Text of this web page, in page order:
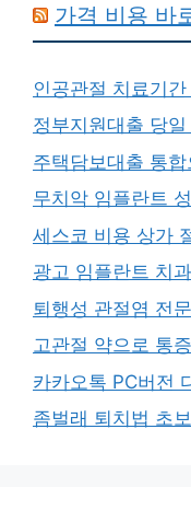
가격 비용 바
인공관절 치료기
정부지원대출 당
주택담보대출 통
무치악 임플란트
세스코 비용 상가
광고 임플란트 치
퇴행성 관절염 전
고관절 약으로 통
카카오톡 PC버전
좀벌래 퇴치법 초